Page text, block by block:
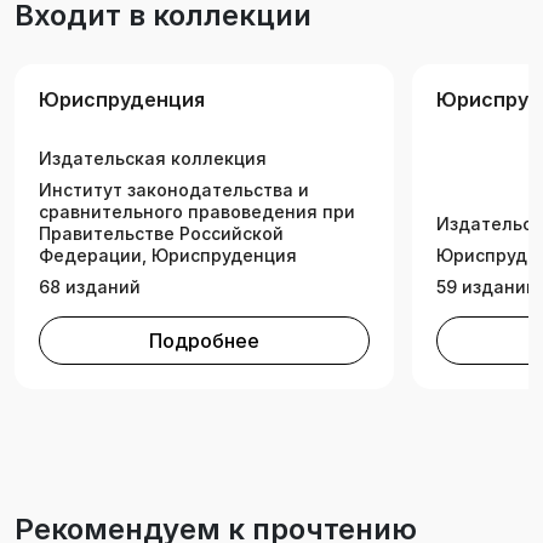
российском гражданском праве и включения
преподавателей, студентов и аспирантов
также широкого круга специалистов и
читателей, интересующихся вопросами
сравнительного правоведения в области
вещных прав и владения.
Входит в коллекции
Юриспруденция
Издательская коллекция
Институт законодательства и
сравнительного правоведения при
Правительстве Российской
Федерации, Юриспруденция
68 изданий
Подробнее
59 изданий
Рекомендуем к прочтению